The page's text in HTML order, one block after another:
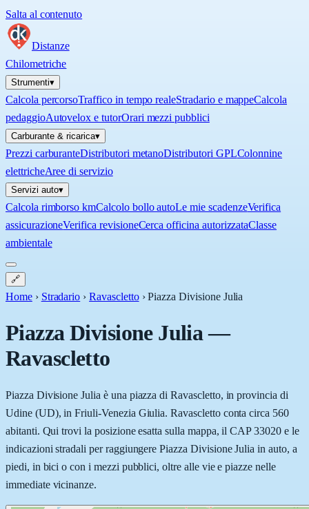
Salta al contenuto
Distanze
Chilometriche
Strumenti▾
Calcola percorsoTraffico in tempo realeStradario e mappeCalcola
pedaggioAutovelox e tutorOrari mezzi pubblici
Carburante & ricarica▾
Prezzi carburanteDistributori metanoDistributori GPLColonnine
elettricheAree di servizio
Servizi auto▾
Calcola rimborso kmCalcolo bollo autoLe mie scadenzeVerifica
assicurazioneVerifica revisioneCerca officina autorizzataClasse
ambientale
🔗
Home › Stradario › Ravascletto ›Piazza Divisione Julia
Piazza Divisione Julia—
Ravascletto
Piazza Divisione Julia è una piazza di Ravascletto, in provincia di
Udine (UD), in Friuli-Venezia Giulia. Ravascletto conta circa 560
abitanti. Qui trovi la posizione esatta sulla mappa, il CAP 33020 e le
indicazioni stradali per raggiungere Piazza Divisione Julia in auto, a
piedi, in bici o con i mezzi pubblici, oltre alle vie e piazze nelle
immediate vicinanze.